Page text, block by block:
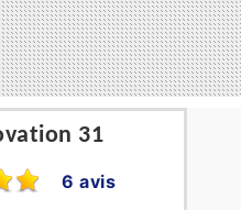
31
6 avis